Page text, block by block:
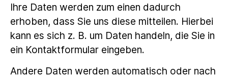
Ihre Daten werden zum einen dadurch
erhoben, dass Sie uns diese mitteilen. Hierbei
kann es sich z. B. um Daten handeln, die Sie in
ein Kontaktformular eingeben.
Andere Daten werden automatisch oder nach